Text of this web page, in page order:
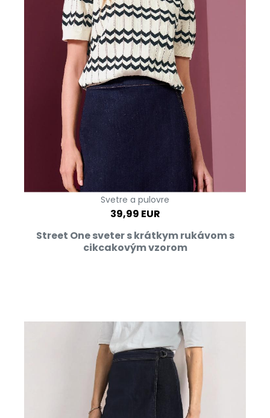
Svetre a pulovre
39,99 EUR
Street One sveter s krátkym rukávom s
cikcakovým vzorom